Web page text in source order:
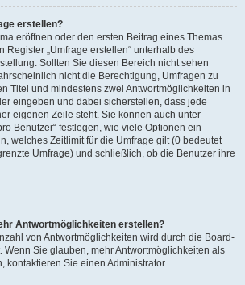
erstellen?
eröffnen oder den ersten Beitrag eines Themas
Register „Umfrage erstellen“ unterhalb des
Sollten Sie diesen Bereich nicht sehen
nicht die Berechtigung, Umfragen zu
Titel und mindestens zwei Antwortmöglichkeiten in
eingeben und dabei sicherstellen, dass jede
eigenen Zeile steht. Sie können auch unter
Benutzer“ festlegen, wie viele Optionen ein
welches Zeitlimit für die Umfrage gilt (0 bedeutet
Umfrage) und schließlich, ob die Benutzer ihre
Antwortmöglichkeiten erstellen?
von Antwortmöglichkeiten wird durch die Board-
Wenn Sie glauben, mehr Antwortmöglichkeiten als
kontaktieren Sie einen Administrator.